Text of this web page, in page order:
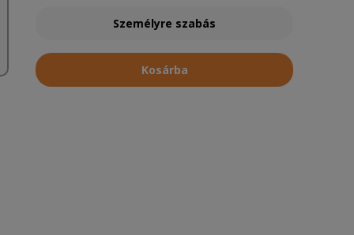
Személyre szabás
Kosárba